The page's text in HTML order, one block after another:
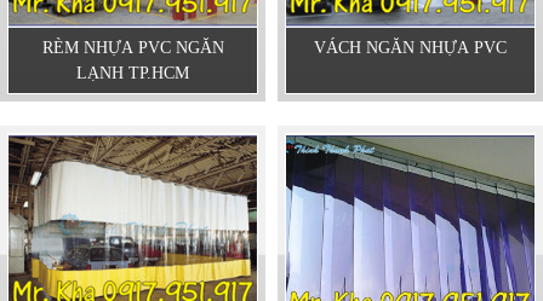
RÈM NHỰA PVC NGĂN
LẠNH TP.HCM
VÁCH NGĂN NHỰA PVC